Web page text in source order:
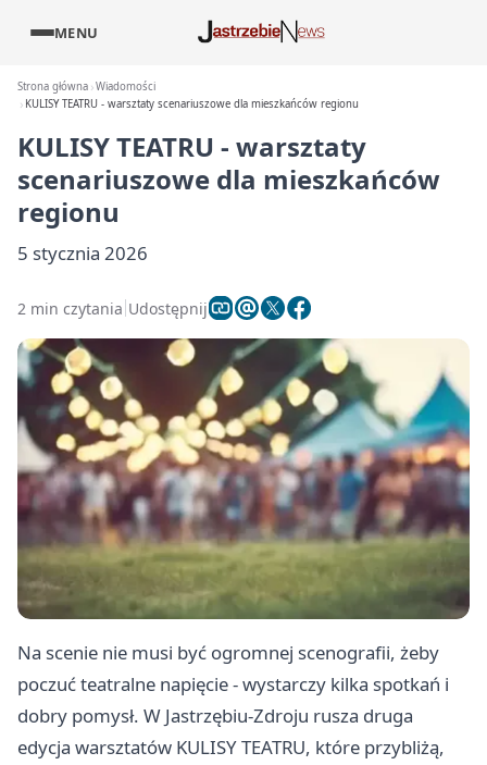
MENU
Strona główna Wiadomości
KULISY TEATRU - warsztaty scenariuszowe dla mieszkańców regionu
KULISY TEATRU - warsztaty
scenariuszowe dla mieszkańców
regionu
5 stycznia 2026
2 min czytania Udostępnij
Na scenie nie musi być ogromnej scenografii, żeby
poczuć teatralne napięcie - wystarczy kilka spotkań i
dobry pomysł. W Jastrzębiu-Zdroju rusza druga
edycja warsztatów KULISY TEATRU, które przybliżą,